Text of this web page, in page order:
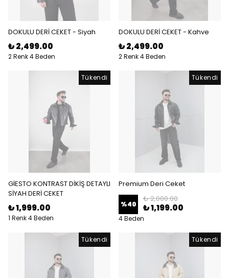
DOKULU DERİ CEKET - Siyah
₺ 2,499.00
2 Renk 4 Beden
DOKULU DERİ CEKET - Kahve
₺ 2,499.00
2 Renk 4 Beden
Tükendi
GİESTO KONTRAST DİKİŞ DETAYLI
SİYAH DERİ CEKET
₺ 1,999.00
1 Renk 4 Beden
Tükendi
Premium Deri Ceket
%40
₺ 2,000.00
₺ 1,199.00
4 Beden
Tükendi Tükendi